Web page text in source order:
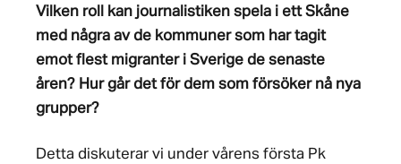
Vilken roll kan journalistiken spela i ett Skåne
med några av de kommuner som har tagit
emot flest migranter i Sverige de senaste
åren? Hur går det för dem som försöker nå nya
grupper?
Detta diskuterar vi under vårens första Pk